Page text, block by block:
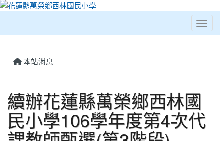
⏸
本站消息
續辦花蓮縣萬榮鄉西林國
民小學106學年度第4次代